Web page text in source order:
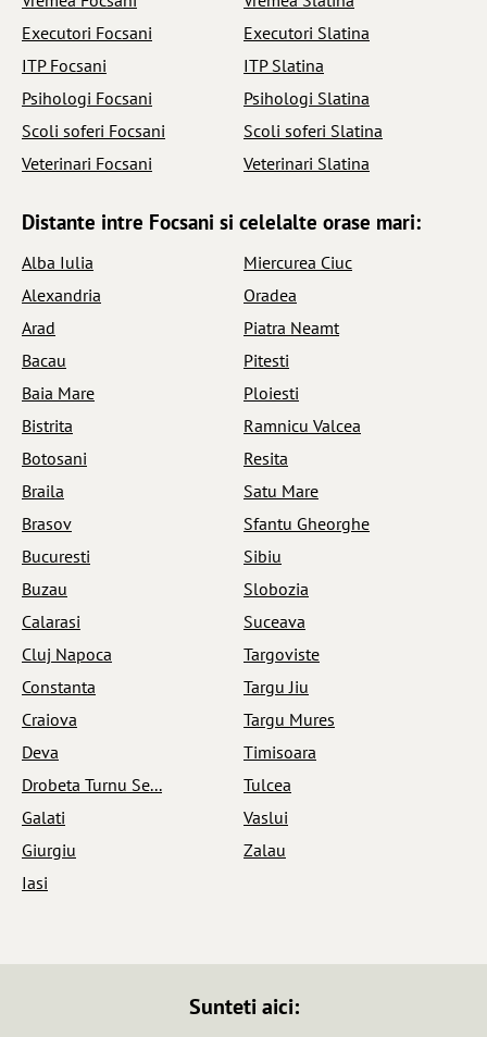
Executori Focsani
ITP Focsani
Psihologi Focsani
Scoli soferi Focsani
Veterinari Focsani
Executori Slatina
ITP Slatina
Psihologi Slatina
Scoli soferi Slatina
Veterinari Slatina
Distante intre Focsani si celelalte orase mari:
Alba Iulia
Alexandria
Arad
Bacau
Baia Mare
Bistrita
Botosani
Braila
Brasov
Bucuresti
Buzau
Calarasi
Cluj Napoca
Constanta
Craiova
Deva
Drobeta Turnu Se...
Galati
Giurgiu
Iasi
Miercurea Ciuc
Oradea
Piatra Neamt
Pitesti
Ploiesti
Ramnicu Valcea
Resita
Satu Mare
Sfantu Gheorghe
Sibiu
Slobozia
Suceava
Targoviste
Targu Jiu
Targu Mures
Timisoara
Tulcea
Vaslui
Zalau
Sunteti aici: